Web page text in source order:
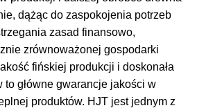
dążąc do zaspokojenia potrzeb
zasad finansowo,
zrównoważonej gospodarki
fińskiej produkcji i doskonała
główne gwarancje jakości w
produktów. HJT jest jednym z